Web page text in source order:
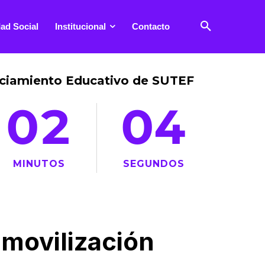
Social Institucional Contacto
Educativo de SUTEF
02
MINUTOS
06
SEGUNDOS